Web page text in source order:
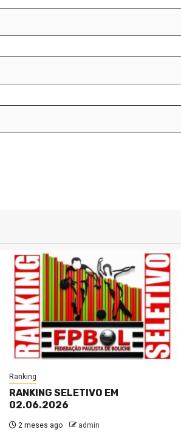
Ranking
RANKING SELETIVO EM
02.06.2026
2 meses ago admin